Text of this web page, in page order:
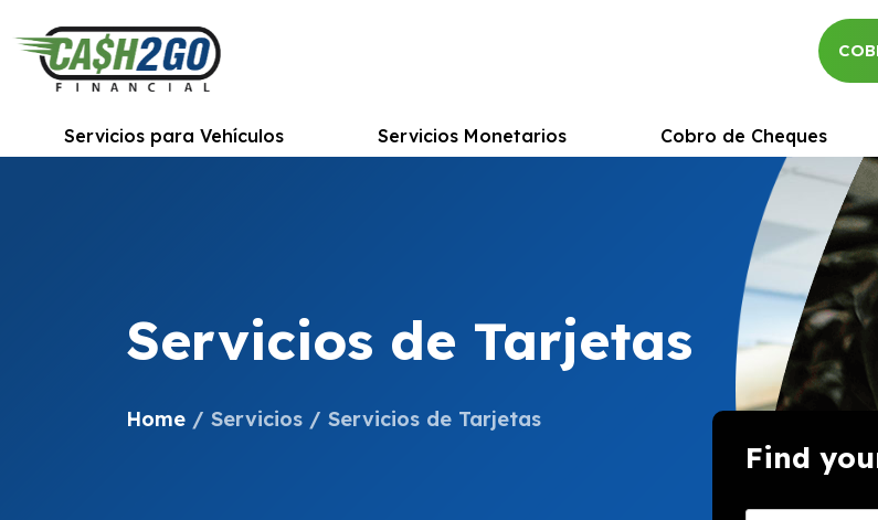
al
contenido
Servicios para Vehículos Servicios Monetarios Cobro de Cheques
Servicios de Tarjetas
Home / Servicios / Servicios de Tarjetas
Find